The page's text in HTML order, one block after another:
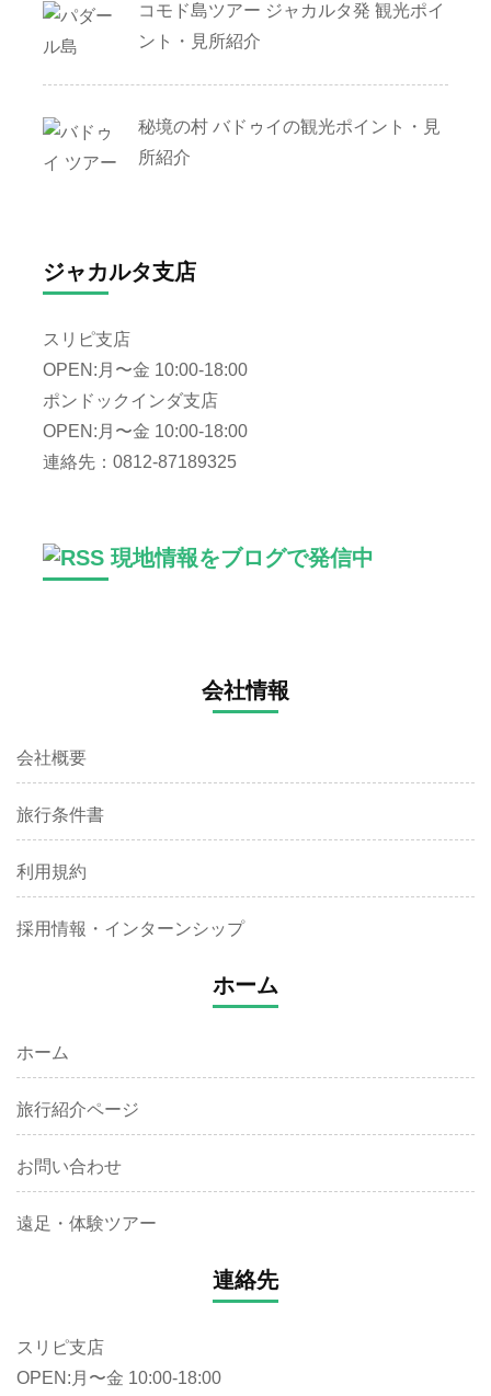
コモド島ツアー ジャカルタ発 観光ポイ
ント・見所紹介
秘境の村 バドゥイの観光ポイント・見
所紹介
ジャカルタ支店
スリピ支店
OPEN:月〜金 10:00-18:00
ポンドックインダ支店
OPEN:月〜金 10:00-18:00
連絡先：0812-87189325
現地情報をブログで発信中
会社情報
会社概要
旅行条件書
利用規約
採用情報・インターンシップ
ホーム
ホーム
旅行紹介ページ
お問い合わせ
遠足・体験ツアー
連絡先
スリピ支店
OPEN:月〜金 10:00-18:00